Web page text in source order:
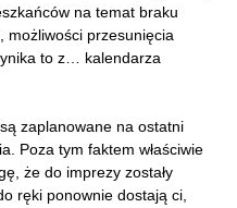
na temat braku
możliwości przesunięcia
to z… kalendarza
zaplanowane na ostatni
Poza tym faktem właściwie
że do imprezy zostały
ręki ponownie dostają ci,